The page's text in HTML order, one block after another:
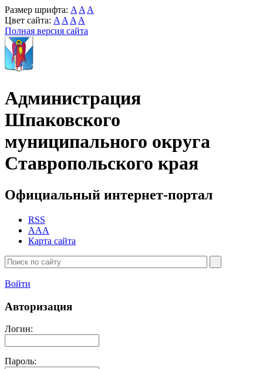
Размер шрифта: A A A
Цвет сайта: A A A A
Полная версия сайта
Администрация
Шпаковского
муниципального округа
Ставропольского края
Официальный интернет-портал
RSS
AAA
Карта сайта
Войти
Авторизация
Логин:
Пароль: